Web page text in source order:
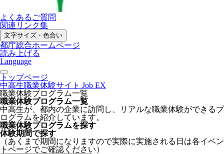
よくあるご質問
関連リンク集
文字サイズ・色合い
都庁総合ホームページ
読み上げる
Language
トップページ
中高生職業体験サイト Job EX
職業体験プログラム一覧
職業体験プログラム一覧
中高生が、都内の企業に訪問し、リアルな職業体験ができるプ
ログラムを紹介しています。
職業体験プログラムを探す
体験期間で探す
（あくまで期間になりますので実際に実施される日は各イベン
トページでご確認ください）